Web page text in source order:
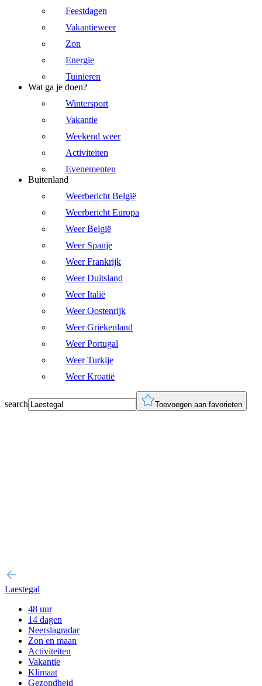
Feestdagen
Vakantieweer
Zon
Energie
Tuinieren
Wat ga je doen?
Wintersport
Vakantie
Weekend weer
Activiteiten
Evenementen
Buitenland
Weerbericht België
Weerbericht Europa
Weer België
Weer Spanje
Weer Frankrijk
Weer Duitsland
Weer Italië
Weer Oostenrijk
Weer Griekenland
Weer Portugal
Weer Turkije
Weer Kroatië
search Toevoegen aan favorieten
Laestegal
48 uur
14 dagen
Neerslagradar
Zon en maan
Activiteiten
Vakantie
Klimaat
Gezondheid